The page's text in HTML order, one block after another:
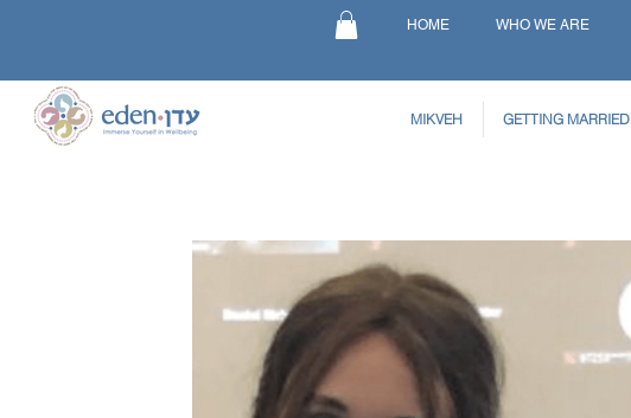
HOME WHO WE ARE
MIKVEH GETTING MARRIED